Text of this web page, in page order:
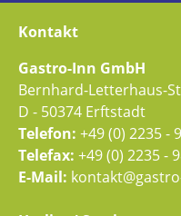
Kontakt
Gastro-Inn GmbH
Bernhard-Letterhaus-
D - 50374 Erftstadt
Telefon: +49 (0) 2235 -
Telefax: +49 (0) 2235 -
E-Mail: